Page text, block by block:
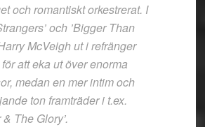
och romantiskt orkestrerat. I
och ’Bigger Than
McVeigh ut i refränger
att eka ut över enorma
medan en mer intim och
ton framträder i t.ex.
The Glory’.